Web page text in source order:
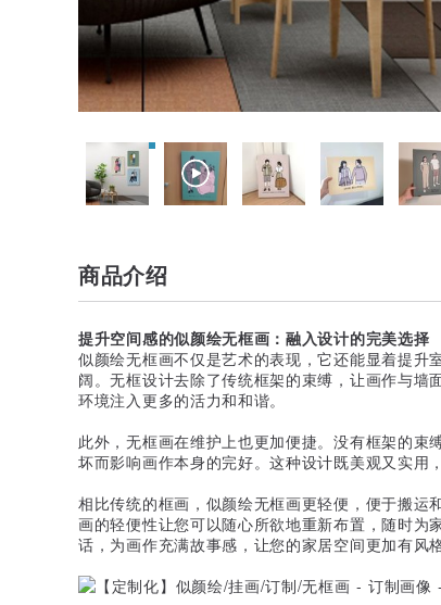
商品介绍
提升空间感的似颜绘无框画：融入设计的完美选择
似颜绘无框画不仅是艺术的表现，它还能显着提
阔。无框设计去除了传统框架的束缚，让画作与
环境注入更多的活力和和谐。
此外，无框画在维护上也更加便捷。没有框架的
坏而影响画作本身的完好。这种设计既美观又实用
相比传统的框画，似颜绘无框画更轻便，便于搬
画的轻便性让您可以随心所欲地重新布置，随时
话，为画作充满故事感，让您的家居空间更加有风